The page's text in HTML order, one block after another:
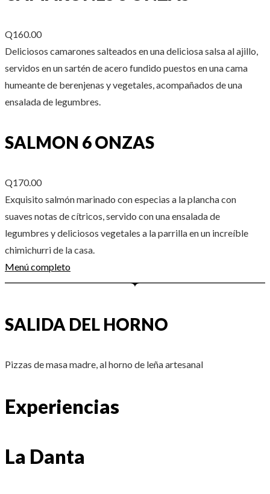
Q160.00
Deliciosos camarones salteados en una deliciosa salsa al ajillo,
servidos en un sartén de acero fundido puestos en una cama
humeante de berenjenas y vegetales, acompañados de una
ensalada de legumbres.
SALMON 6 ONZAS
Q170.00
Exquisito salmón marinado con especias a la plancha con
suaves notas de cítricos, servido con una ensalada de
legumbres y deliciosos vegetales a la parrilla en un increíble
chimichurri de la casa.
Menú completo
SALIDA DEL HORNO
Pizzas de masa madre, al horno de leña artesanal
Experiencias
La Danta